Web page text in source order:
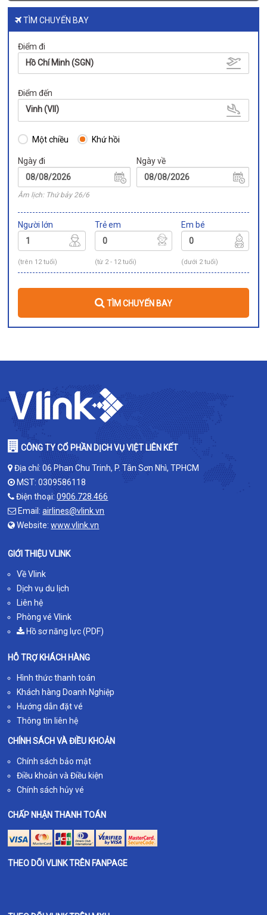
TÌM CHUYẾN BAY
Điểm đi
Hồ Chí Minh (SGN)
Điểm đến
Vinh (VII)
Một chiều Khứ hồi
Ngày đi
Âm lịch: Thứ bảy 26/6
Ngày về
Người lớn
(trên 12 tuổi)
Trẻ em
(từ 2 - 12 tuổi)
Em bé
(dưới 2 tuổi)
TÌM CHUYẾN BAY
CÔNG TY CỔ PHẦN DỊCH VỤ VIỆT LIÊN KẾT
Địa chỉ: 06 Phan Chu Trinh, P. Tân Sơn Nhì, TPHCM
MST: 0309586118
Điện thoại:0906.728.466
Email:airlines@vlink.vn
Website:www.vlink.vn
GIỚI THIỆU VLINK
Về Vlink
Dịch vụ du lịch
Liên hệ
Phòng vé Vlink
Hồ sơ năng lực (PDF)
HỖ TRỢ KHÁCH HÀNG
Hình thức thanh toán
Khách hàng Doanh Nghiệp
Hướng dẫn đặt vé
Thông tin liên hệ
CHÍNH SÁCH VÀ ĐIỀU KHOẢN
Chính sách bảo mật
Điều khoản và Điều kiện
Chính sách hủy vé
CHẤP NHẬN THANH TOÁN
THEO DÕI VLINK TRÊN FANPAGE